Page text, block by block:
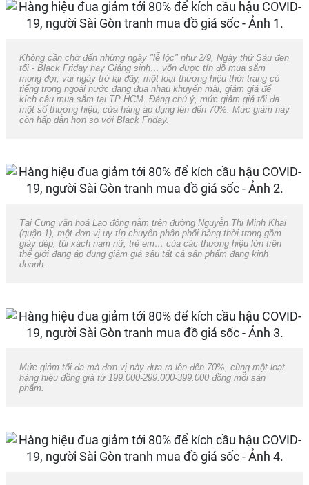
Không cần chờ đến những ngày "lễ lộc" như 2/9, Ngày thứ Sáu đen
tối - Black Friday hay Giáng sinh… vốn được tín đồ mua sắm
mong đợi, vài ngày trở lại đây, một loạt thương hiệu thời trang có
tiếng trong ngoài nước đang đua nhau khuyến mãi, giảm giá để
kích cầu mua sắm tại TP HCM. Đáng chú ý, mức giảm giá tối đa
một số thương hiệu, cửa hàng áp dụng lên đến 70%. Mức giảm này
còn hấp dẫn hơn so với Black Friday.
Tại Cung văn hoá Lao động nằm trên đường Nguyễn Thị Minh Khai
(quận 1), một đơn vị uy tín chuyên phân phối hàng thời trang gồm
giày dép, túi xách nam nữ, trẻ em… của các thương hiệu lớn trên
thế giới đang áp dụng giảm giá sâu tất cả sản phẩm đang kinh
doanh.
Mức giảm tối đa mà đơn vị này đưa ra lên đến 70%, cùng một loạt
hàng hiệu đồng giá từ 199.000-299.000-399.000 đồng mỗi sản
phẩm.